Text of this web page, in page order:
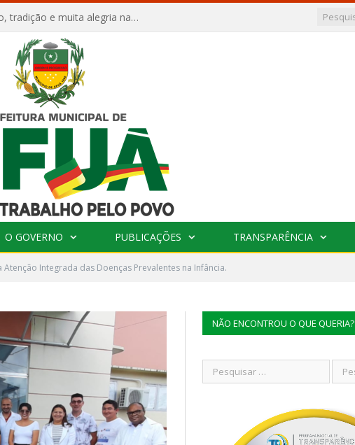
Afuá comemora 136 anos com orgulho, tradição e muita alegria na Quadra Dr. Nelson Salomão
O GOVERNO PUBLICAÇÕES TRANSPARÊNCIA
Integrada das Doenças Prevalentes na Infância.
NÃO ENCONTROU O QUE QUERIA?